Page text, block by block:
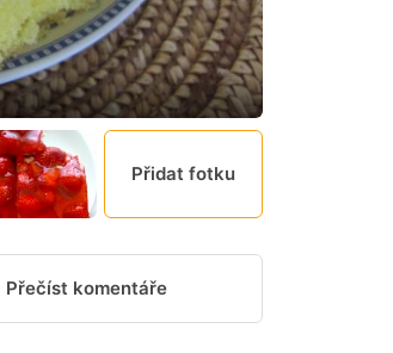
Přidat fotku
Přečíst komentáře